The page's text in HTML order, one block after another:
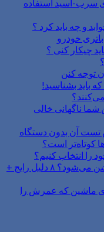
سرب-اسید استفاده
و چه باید کرد ؟
چیکار کنی ؟
توجه کنن
شما ناگهانی خالی
کوتاه‌تر است؟
را انتخاب کنیم؟
چرا ماشین صبح‌ها سخت روشن می‌شود؟ ۸ دلیل رایج +
ماشین که عمرش را